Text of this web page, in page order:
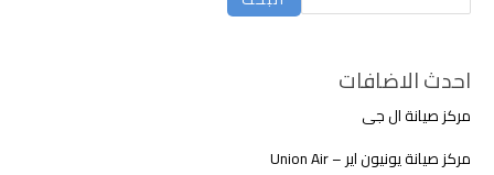
احدث الاضافات
مركز صيانة ال جى
مركز صيانة يونيون اير – Union Air